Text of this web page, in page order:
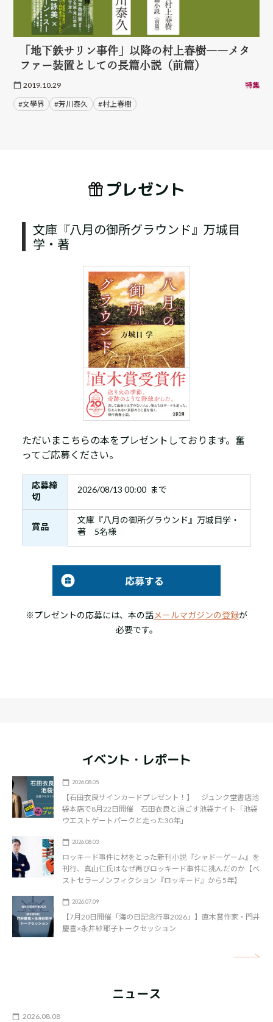
「地下鉄サリン事件」以降の村上春樹――メタ
ファー装置としての長篇小説（前篇）
2019.10.29 特集
#文學界 #芳川泰久 #村上春樹
プレゼント
文庫『八月の御所グラウンド』万城目
学・著
ただいまこちらの本をプレゼントしております。奮
ってご応募ください。
応募締
切
2026/08/13 00:00 まで
賞品
文庫『八月の御所グラウンド』万城目学・
著 5名様
応募する
※プレゼントの応募には、本の話メールマガジンの登録が
必要です。
イベント・レポート
2026.08.05
【石田衣良サインカードプレゼント！】 ジュンク堂書店池
袋本店で8月22日開催 石田衣良と過ごす池袋ナイト「池袋
ウエストゲートパークと走った30年」
2026.08.03
ロッキード事件に材をとった新刊小説『シャドーゲーム』を
刊行、真山仁氏はなぜ再びロッキード事件に挑んだのか【ベ
ストセラーノンフィクション『ロッキード』から5年】
2026.07.09
【7月20日開催「海の日記念行事2026」】直木賞作家・門井
慶喜×永井紗耶子トークセッション
ニュース
2026.08.08